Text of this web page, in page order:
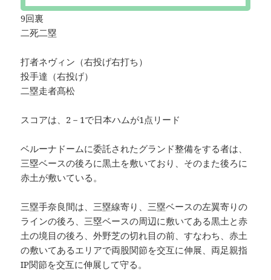
9回裏
二死二塁
打者ネヴィン（右投げ右打ち）
投手達（右投げ）
二塁走者髙松
スコアは、2－1で日本ハムが1点リード
ベルーナドームに委託されたグランド整備をする者は、
三塁ベースの後ろに黒土を敷いており、そのまた後ろに
赤土が敷いている。
三塁手奈良間は、三塁線寄り、三塁ベースの左翼寄りの
ラインの後ろ、三塁ベースの周辺に敷いてある黒土と赤
土の境目の後ろ、外野芝の切れ目の前、すなわち、赤土
の敷いてあるエリアで両股関節を交互に伸展、両足親指
IP関節を交互に伸展して守る。